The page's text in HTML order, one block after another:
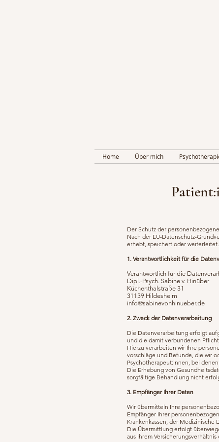
Home Über mich
Der Schutz der
Nach der EU-Datenschutz-
erhebt, speichert oder
1. Verantwortlichkeit für die
Verantwortlich für die
Dipl.-Psych. Sabine v. Hinüber
Küchenthalstraße 31
31139 Hildesheim
info@sabinevonhinueber.de
2. Zweck der Datenverarbeitung
Die Datenverarbeitung erfolgt
und die damit verbundenen
Hierzu verarbeiten wir Ihre
vorschläge und Befunde, die wir
Psychotherapeut:innen, bei
Die Erhebung von
sorgfältige Behandlung nicht
3. Empfänger Ihrer Daten
Wir übermitteln Ihre
Empfänger Ihrer
Krankenkassen, der Medizinische
Die Übermittlung erfolgt
aus Ihrem